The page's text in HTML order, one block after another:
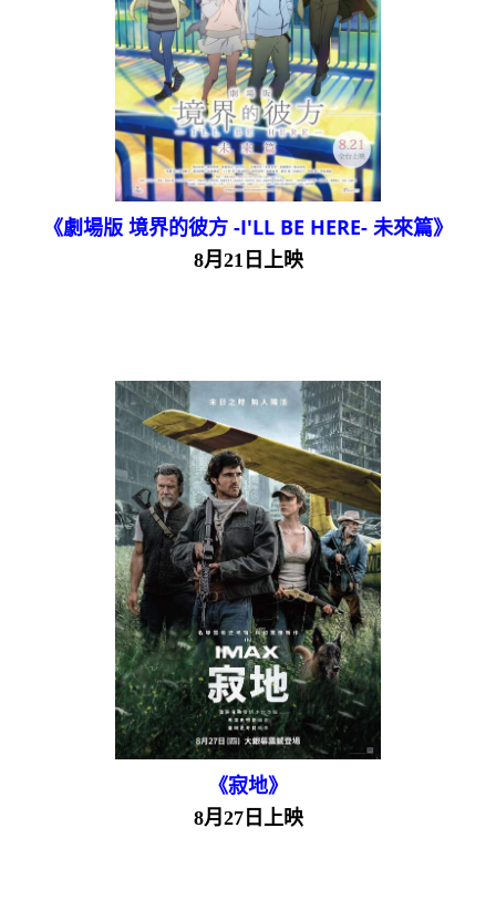
《劇場版 境界的彼方 -I'LL BE HERE- 未來篇》
8月21日上映
《寂地》
8月27日上映